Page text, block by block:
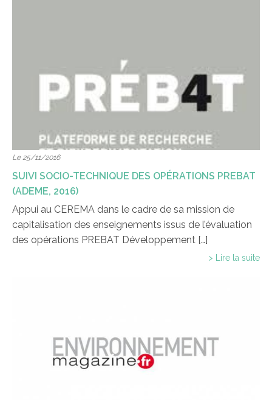
Le 25/11/2016
SUIVI SOCIO-TECHNIQUE DES OPÉRATIONS PREBAT
(ADEME, 2016)
Appui au CEREMA dans le cadre de sa mission de
capitalisation des enseignements issus de l’évaluation
des opérations PREBAT Développement […]
> Lire la suite